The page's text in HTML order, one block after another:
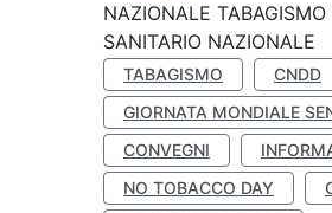
NAZIONALE TABAGISMO
SANITARIO NAZIONALE
TABAGISMO
CNDD
GIORNATA MONDIALE
CONVEGNI
NO TOBACCO DAY